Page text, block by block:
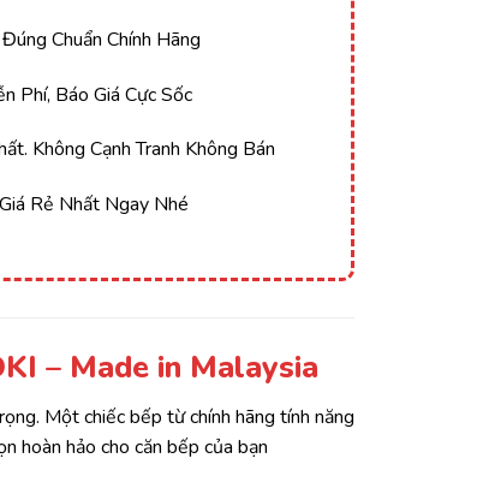
Chuẩn Chính Hãng
Phí, Báo Giá Cực Sốc
Không Cạnh Tranh Không Bán
Rẻ Nhất Ngay Nhé
– Made in Malaysia
Một chiếc bếp từ chính hãng tính năng
hoàn hảo cho căn bếp của bạn